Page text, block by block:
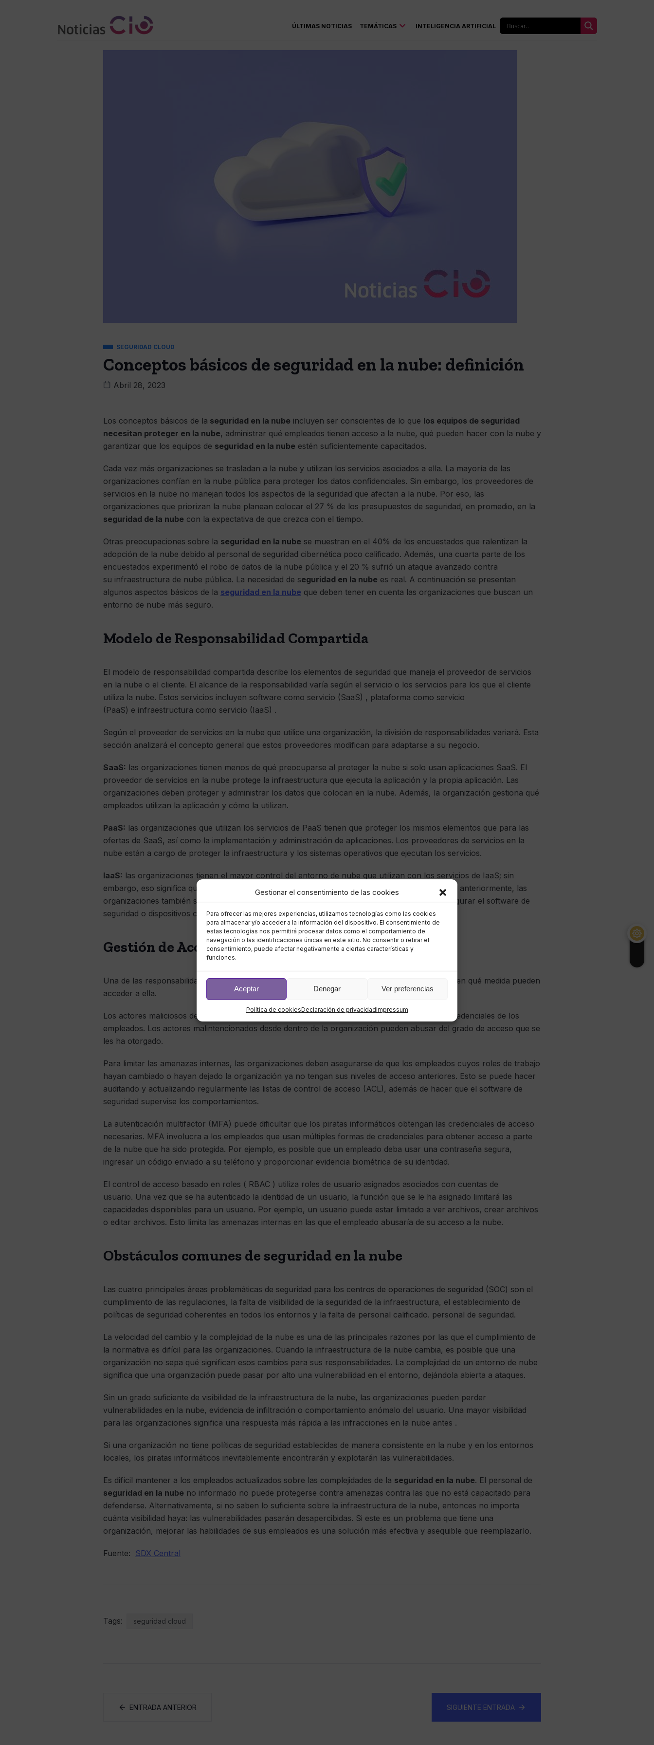
Gestionar el consentimiento de las cookies
Para ofrecer las mejores experiencias, utilizamos tecnologías como las cookies
para almacenar y/o acceder a la información del dispositivo. El consentimiento de
estas tecnologías nos permitirá procesar datos como el comportamiento de
navegación o las identificaciones únicas en este sitio. No consentir o retirar el
consentimiento, puede afectar negativamente a ciertas características y
funciones.
Aceptar Denegar Ver preferencias
Política de cookiesDeclaración de privacidadImpressum
ÚLTIMAS NOTICIAS TEMÁTICAS INTELIGENCIA ARTIFICIAL
SEGURIDAD CLOUD
Conceptos básicos de seguridad en la nube: definición
Abril 28, 2023
Los conceptos básicos de la seguridad en la nube incluyen ser conscientes de lo que los equipos de seguridad
necesitan proteger en la nube, administrar qué empleados tienen acceso a la nube, qué pueden hacer con la nube y
garantizar que los equipos de seguridad en la nube estén suficientemente capacitados.
Cada vez más organizaciones se trasladan a la nube y utilizan los servicios asociados a ella. La mayoría de las
organizaciones confían en la nube pública para proteger los datos confidenciales. Sin embargo, los proveedores de
servicios en la nube no manejan todos los aspectos de la seguridad que afectan a la nube. Por eso, las
organizaciones que priorizan la nube planean colocar el 27 % de los presupuestos de seguridad, en promedio, en la
seguridad de la nube con la expectativa de que crezca con el tiempo.
Otras preocupaciones sobre la seguridad en la nube se muestran en el 40% de los encuestados que ralentizan la
adopción de la nube debido al personal de seguridad cibernética poco calificado. Además, una cuarta parte de los
encuestados experimentó el robo de datos de la nube pública y el 20 % sufrió un ataque avanzado contra
su infraestructura de nube pública. La necesidad de seguridad en la nube es real. A continuación se presentan
algunos aspectos básicos de la seguridad en la nube que deben tener en cuenta las organizaciones que buscan un
entorno de nube más seguro.
Modelo de Responsabilidad Compartida
El modelo de responsabilidad compartida describe los elementos de seguridad que maneja el proveedor de servicios
en la nube o el cliente. El alcance de la responsabilidad varía según el servicio o los servicios para los que el cliente
utiliza la nube. Estos servicios incluyen software como servicio (SaaS) , plataforma como servicio
(PaaS) e infraestructura como servicio (IaaS) .
Según el proveedor de servicios en la nube que utilice una organización, la división de responsabilidades variará. Esta
sección analizará el concepto general que estos proveedores modifican para adaptarse a su negocio.
SaaS: las organizaciones tienen menos de qué preocuparse al proteger la nube si solo usan aplicaciones SaaS. El
proveedor de servicios en la nube protege la infraestructura que ejecuta la aplicación y la propia aplicación. Las
organizaciones deben proteger y administrar los datos que colocan en la nube. Además, la organización gestiona qué
empleados utilizan la aplicación y cómo la utilizan.
PaaS: las organizaciones que utilizan los servicios de PaaS tienen que proteger los mismos elementos que para las
ofertas de SaaS, así como la implementación y administración de aplicaciones. Los proveedores de servicios en la
nube están a cargo de proteger la infraestructura y los sistemas operativos que ejecutan los servicios.
IaaS: las organizaciones tienen el mayor control del entorno de nube que utilizan con los servicios de IaaS; sin
embargo, eso significa que deben asegurar más. Además de las responsabilidades mencionadas anteriormente, las
organizaciones también son responsables de proteger los sistemas operativos invitados y configurar el software de
seguridad o dispositivos como firewalls que protegen la infraestructura alquilada.
Gestión de Acceso
Una de las responsabilidades del cliente de la nube es controlar quién tiene acceso a la nube y en qué medida pueden
acceder a ella.
Los actores maliciosos de fuera de la organización pueden acceder a la nube obteniendo las credenciales de los
empleados. Los actores malintencionados desde dentro de la organización pueden abusar del grado de acceso que se
les ha otorgado.
Para limitar las amenazas internas, las organizaciones deben asegurarse de que los empleados cuyos roles de trabajo
hayan cambiado o hayan dejado la organización ya no tengan sus niveles de acceso anteriores. Esto se puede hacer
auditando y actualizando regularmente las listas de control de acceso (ACL), además de hacer que el software de
seguridad supervise los comportamientos.
La autenticación multifactor (MFA) puede dificultar que los piratas informáticos obtengan las credenciales de acceso
necesarias. MFA involucra a los empleados que usan múltiples formas de credenciales para obtener acceso a parte
de la nube que ha sido protegida. Por ejemplo, es posible que un empleado deba usar una contraseña segura,
ingresar un código enviado a su teléfono y proporcionar evidencia biométrica de su identidad.
El control de acceso basado en roles ( RBAC ) utiliza roles de usuario asignados asociados con cuentas de
usuario. Una vez que se ha autenticado la identidad de un usuario, la función que se le ha asignado limitará las
capacidades disponibles para un usuario. Por ejemplo, un usuario puede estar limitado a ver archivos, crear archivos
o editar archivos. Esto limita las amenazas internas en las que el empleado abusaría de su acceso a la nube.
Obstáculos comunes de seguridad en la nube
Las cuatro principales áreas problemáticas de seguridad para los centros de operaciones de seguridad (SOC) son el
cumplimiento de las regulaciones, la falta de visibilidad de la seguridad de la infraestructura, el establecimiento de
políticas de seguridad coherentes en todos los entornos y la falta de personal calificado. personal de seguridad.
La velocidad del cambio y la complejidad de la nube es una de las principales razones por las que el cumplimiento de
la normativa es difícil para las organizaciones. Cuando la infraestructura de la nube cambia, es posible que una
organización no sepa qué significan esos cambios para sus responsabilidades. La complejidad de un entorno de nube
significa que una organización puede pasar por alto una vulnerabilidad en el entorno, dejándola abierta a ataques.
Sin un grado suficiente de visibilidad de la infraestructura de la nube, las organizaciones pueden perder
vulnerabilidades en la nube, evidencia de infiltración o comportamiento anómalo del usuario. Una mayor visibilidad
para las organizaciones significa una respuesta más rápida a las infracciones en la nube antes .
Si una organización no tiene políticas de seguridad establecidas de manera consistente en la nube y en los entornos
locales, los piratas informáticos inevitablemente encontrarán y explotarán las vulnerabilidades.
Es difícil mantener a los empleados actualizados sobre las complejidades de la seguridad en la nube. El personal de
seguridad en la nube no informado no puede protegerse contra amenazas contra las que no está capacitado para
defenderse. Alternativamente, si no saben lo suficiente sobre la infraestructura de la nube, entonces no importa
cuánta visibilidad haya: las vulnerabilidades pasarán desapercibidas. Si este es un problema que tiene una
organización, mejorar las habilidades de sus empleados es una solución más efectiva y asequible que reemplazarlo.
Fuente: SDX Central
Tags: seguridad cloud
ENTRADA ANTERIOR SIGUIENTE ENTRADA